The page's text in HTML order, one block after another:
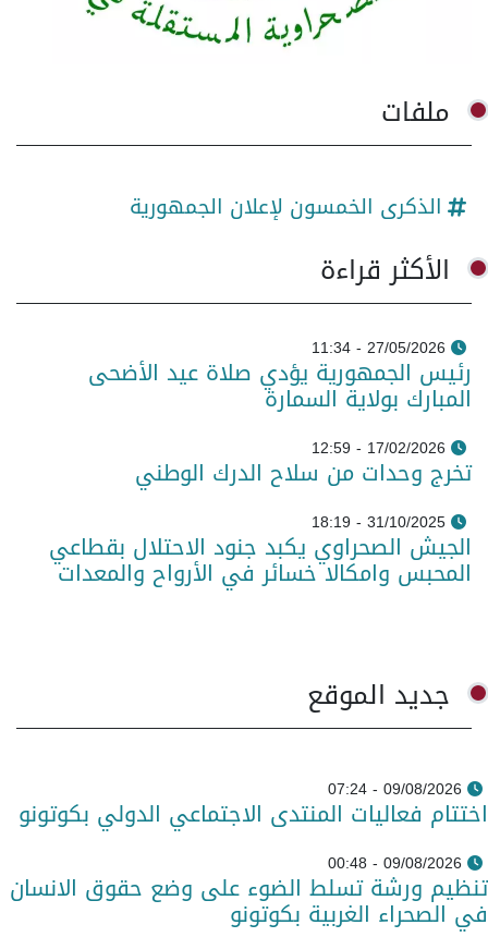
ملفات
الذكرى الخمسون لإعلان الجمهورية
الأكثر قراءة
27/05/2026 - 11:34
رئيس الجمهورية يؤدي صلاة عيد الأضحى
المبارك بولاية السمارة
17/02/2026 - 12:59
تخرج وحدات من سلاح الدرك الوطني
31/10/2025 - 18:19
الجيش الصحراوي يكبد جنود الاحتلال بقطاعي
المحبس وامكالا خسائر في الأرواح والمعدات
جديد الموقع
09/08/2026 - 07:24
اختتام فعاليات المنتدى الاجتماعي الدولي بكوتونو
09/08/2026 - 00:48
تنظيم ورشة تسلط الضوء على وضع حقوق الانسان
في الصحراء الغربية بكوتونو